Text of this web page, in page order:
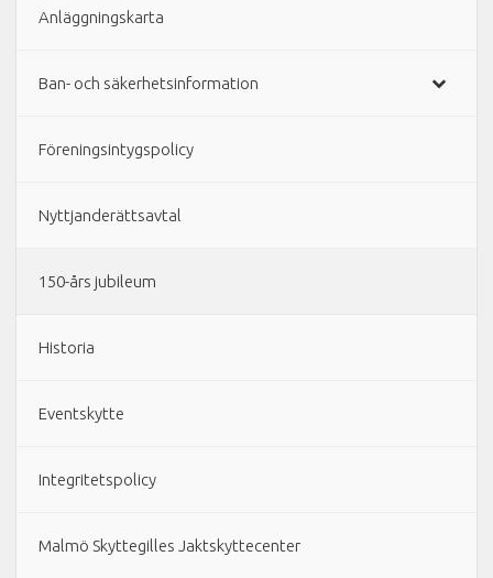
Anläggningskarta
Ban- och säkerhetsinformation
Föreningsintygspolicy
Nyttjanderättsavtal
150-års jubileum
Historia
Eventskytte
Integritetspolicy
Malmö Skyttegilles Jaktskyttecenter